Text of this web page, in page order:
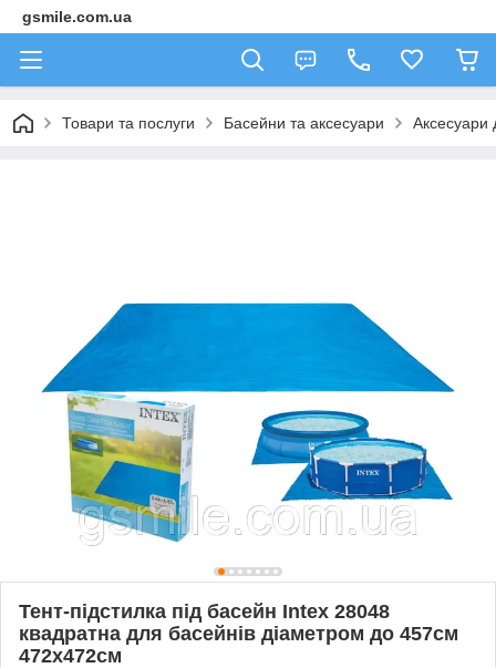
gsmile.com.ua
Товари та послуги Басейни та аксесуари Аксесуари
Тент-підстилка під басейн Intex 28048
квадратна для басейнів діаметром до 457см
472х472см